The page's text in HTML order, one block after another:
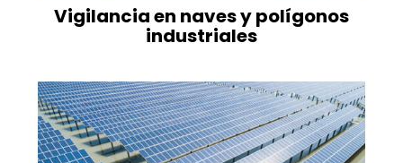
Vigilancia en naves y polígonos
industriales